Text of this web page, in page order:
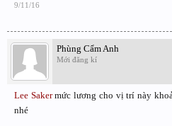
9/11/16
Phùng Cẩm Anh
Mới đăng kí
Lee Sakermức lương cho vị trí này
nhé